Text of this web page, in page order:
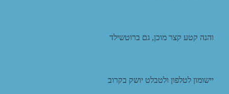
והנה קטע קצר מוכן, גם ברוטשילד
יישומון לטלפון ולטבלט יושק בקרוב